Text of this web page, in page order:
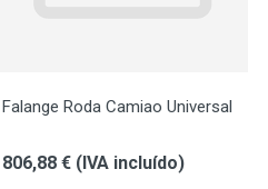
Falange Roda Camiao Universal
806,88 € (IVA incluído)